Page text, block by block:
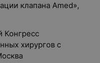
клапана Amed»,
Конгресс
хирургов с